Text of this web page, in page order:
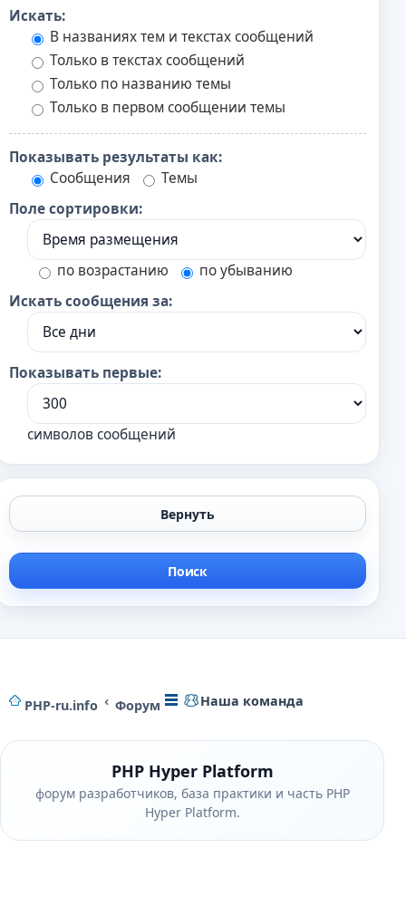
Искать:
В названиях тем и текстах сообщений
Только в текстах сообщений
Только по названию темы
Только в первом сообщении темы
Показывать результаты как:
Сообщения
Темы
Поле сортировки:
по возрастанию
по убыванию
Искать сообщения за:
Показывать первые:
символов сообщений
PHP-ru.info Форум Наша команда
PHP Hyper Platform
форум разработчиков, база практики и часть PHP
Hyper Platform.